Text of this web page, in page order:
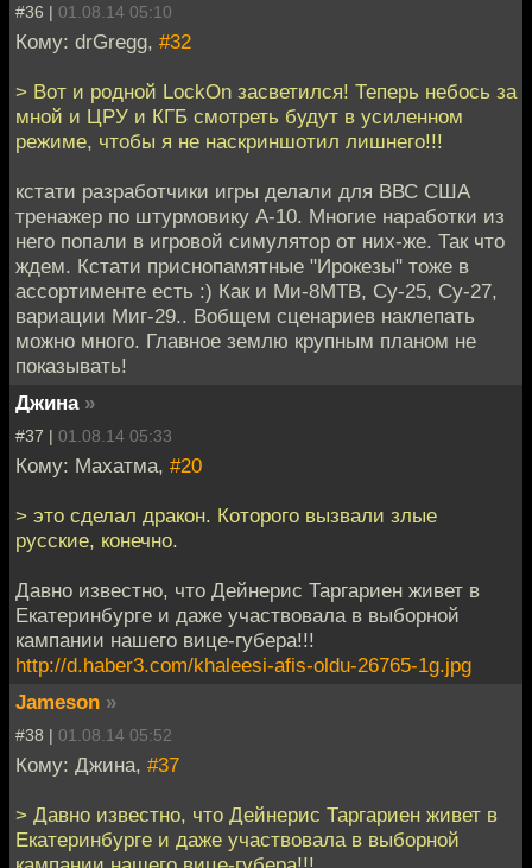
#36 | 01.08.14 05:10
Кому: drGregg, #32
> Вот и родной LockOn засветился! Теперь небось за
мной и ЦРУ и КГБ смотреть будут в усиленном
режиме, чтобы я не наскриншотил лишнего!!!
кстати разработчики игры делали для ВВС США
тренажер по штурмовику А-10. Многие наработки из
него попали в игровой симулятор от них-же. Так что
ждем. Кстати приснопамятные "Ирокезы" тоже в
ассортименте есть :) Как и Ми-8МТВ, Су-25, Су-27,
вариации Миг-29.. Вобщем сценариев наклепать
можно много. Главное землю крупным планом не
показывать!
Джина »
#37 | 01.08.14 05:33
Кому: Махатма, #20
> это сделал дракон. Которого вызвали злые
русские, конечно.
Давно известно, что Дейнерис Таргариен живет в
Екатеринбурге и даже участвовала в выборной
кампании нашего вице-губера!!!
http://d.haber3.com/khaleesi-afis-oldu-26765-1g.jpg
Jameson »
#38 | 01.08.14 05:52
Кому: Джина, #37
> Давно известно, что Дейнерис Таргариен живет в
Екатеринбурге и даже участвовала в выборной